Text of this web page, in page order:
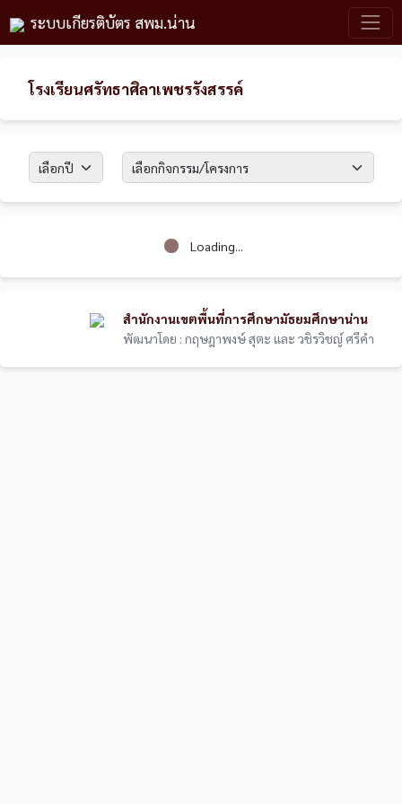
ระบบเกียรติบัตร สพม.น่าน
โรงเรียนศรัทธาศิลาเพชรรังสรรค์
Loading...
สำนักงานเขตพื้นที่การศึกษามัธยมศึกษาน่าน
พัฒนาโดย : กฤษฎาพงษ์ สุตะ และ วชิรวิชญ์ ศรีคำ